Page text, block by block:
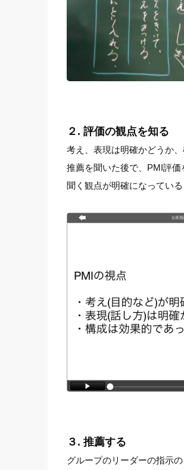
２. 評価の観点を知る
考え、表現は明確かどうか
推薦を聞いた後で、PMI評価
聞く観点が明確になってい
３. 推薦する
グループのリーダーの指示